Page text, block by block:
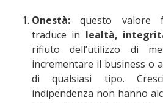
Onestà:questo valore
traduce in lealtà,
rifiuto dell’utilizzo di
incrementare il business o
di qualsiasi tipo.
indipendenza non hanno